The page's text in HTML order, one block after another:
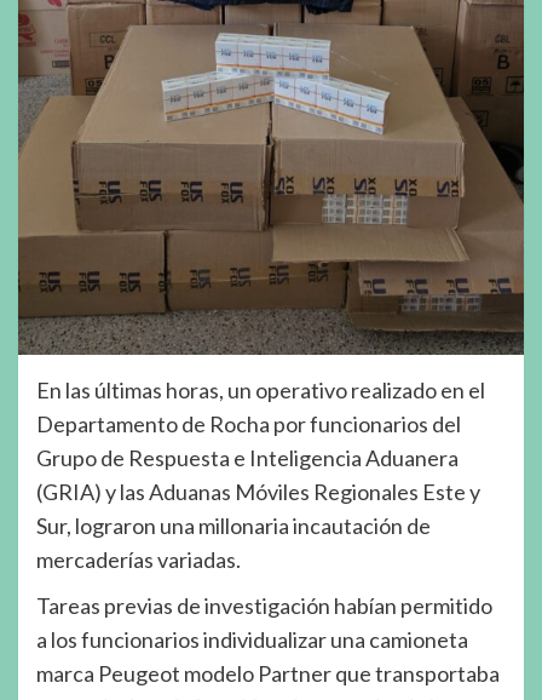
En las últimas horas, un operativo realizado en el
Departamento de Rocha por funcionarios del
Grupo de Respuesta e Inteligencia Aduanera
(GRIA) y las Aduanas Móviles Regionales Este y
Sur, lograron una millonaria incautación de
mercaderías variadas.
Tareas previas de investigación habían permitido
a los funcionarios individualizar una camioneta
marca Peugeot modelo Partner que transportaba